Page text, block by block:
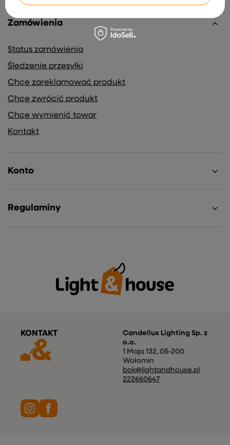
Zamówienia
Status zamówienia
Śledzenie przesyłki
Chcę zareklamować produkt
Chcę zwrócić produkt
Chcę wymienić towar
Kontakt
Konto
Regulaminy
KONTAKT
Candellux Lighting Sp. z
o.o.
1 Maja 132, 05-200
Wołomin
bok@lightandhouse.pl
222660647